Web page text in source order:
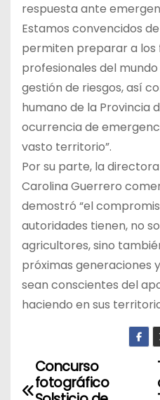
respuesta ante
Estamos convencidos
permiten preparar a los
profesionales del
gestión de riesgos, así
humano de la Provincia
ocurrencia de
vasto territorio”.
Por su parte, la
Carolina Guerrero
demostró “el
autoridades tienen, no
agricultores, sino
próximas generaciones
sean conscientes del
haciendo en sus
NConcurso
fotográfico